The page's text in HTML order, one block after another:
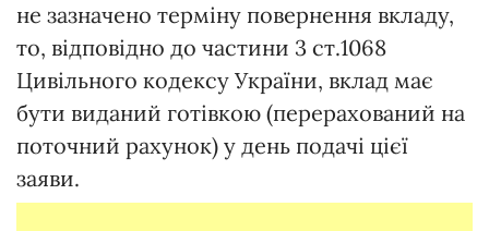
не зазначено терміну повернення вкладу,
то, відповідно до частини 3 ст.1068
Цивільного кодексу України, вклад має
бути виданий готівкою (перерахований на
поточний рахунок) у день подачі цієї
заяви.